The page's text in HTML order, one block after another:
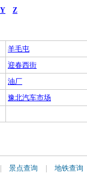
Y
Z
羊毛屯
迎春西街
油厂
豫北汽车市场
| 景点查询 | 地铁查询